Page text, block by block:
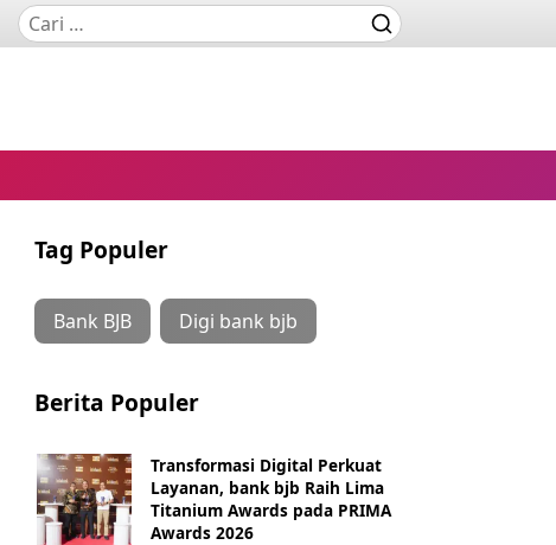
Tag Populer
Bank BJB Digi bank bjb
Berita Populer
Transformasi Digital Perkuat
Layanan, bank bjb Raih Lima
Titanium Awards pada PRIMA
Awards 2026